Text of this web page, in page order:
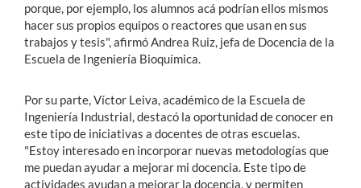
porque, por ejemplo, los alumnos acá podrían ellos mismos
hacer sus propios equipos o reactores que usan en sus
trabajos y tesis", afirmó Andrea Ruiz, jefa de Docencia de la
Escuela de Ingeniería Bioquímica.
Por su parte, Víctor Leiva, académico de la Escuela de
Ingeniería Industrial, destacó la oportunidad de conocer en
este tipo de iniciativas a docentes de otras escuelas.
"Estoy interesado en incorporar nuevas metodologías que
me puedan ayudar a mejorar mi docencia. Este tipo de
actividades ayudan a mejorar la docencia, y permiten